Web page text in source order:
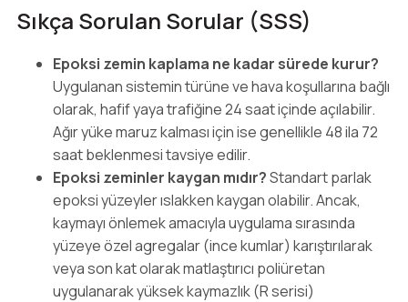
Sıkça Sorulan Sorular (SSS)
Epoksi zemin kaplama ne kadar sürede kurur?
Uygulanan sistemin türüne ve hava koşullarına bağlı
olarak, hafif yaya trafiğine 24 saat içinde açılabilir.
Ağır yüke maruz kalması için ise genellikle 48 ila 72
saat beklenmesi tavsiye edilir.
Epoksi zeminler kaygan mıdır?Standart parlak
epoksi yüzeyler ıslakken kaygan olabilir. Ancak,
kaymayı önlemek amacıyla uygulama sırasında
yüzeye özel agregalar (ince kumlar) karıştırılarak
veya son kat olarak matlaştırıcı poliüretan
uygulanarak yüksek kaymazlık (R serisi)